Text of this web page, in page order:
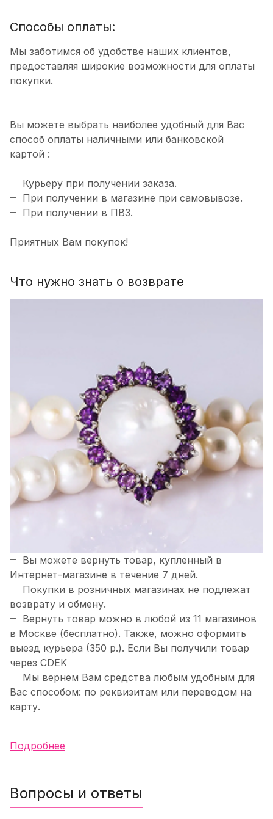
Способы оплаты:
Мы заботимся об удобстве наших клиентов,
предоставляя широкие возможности для оплаты
покупки.
Вы можете выбрать наиболее удобный для Вас
способ оплаты наличными или банковской
картой :
Курьеру при получении заказа.
При получении в магазине при самовывозе.
При получении в ПВЗ.
Приятных Вам покупок!
Что нужно знать о возврате
Вы можете вернуть товар, купленный в
Интернет-магазине в течение 7 дней.
Покупки в розничных магазинах не подлежат
возврату и обмену.
Вернуть товар можно в любой из 11 магазинов
в Москве (бесплатно). Также, можно оформить
выезд курьера (350 р.). Если Вы получили товар
через CDEK
Мы вернем Вам средства любым удобным для
Вас способом: по реквизитам или переводом на
карту.
Подробнее
Вопросы и ответы